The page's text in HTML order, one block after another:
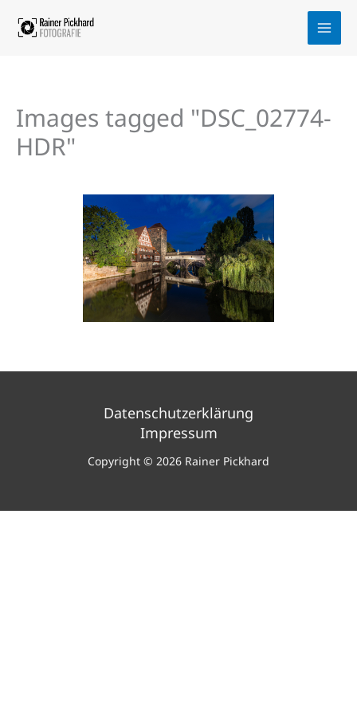
Inhalt
Images tagged "DSC_02774-
HDR"
Datenschutzerklärung
Impressum
Copyright © 2026 Rainer Pickhard